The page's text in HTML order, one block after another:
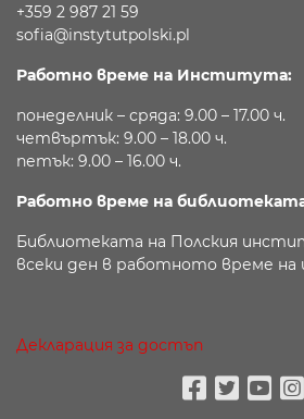
+359 2 987 21 59
sofia@instytutpolski.pl
Работно време на Института:
понеделник – сряда: 9.00 – 17.00 ч.
четвъртък: 9.00 – 18.00 ч.
петък: 9.00 – 16.00 ч.
Работно време на
Библиотеката на Полския
всеки ден в работното време
Декларация за достъп